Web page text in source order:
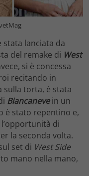
stata lanciata da
del remake di West
si è concessa
recitando in
sulla torta, è stata
Biancaneve in un
è stato repentino e,
di
la seconda volta.
set di West Side
mano nella mano,